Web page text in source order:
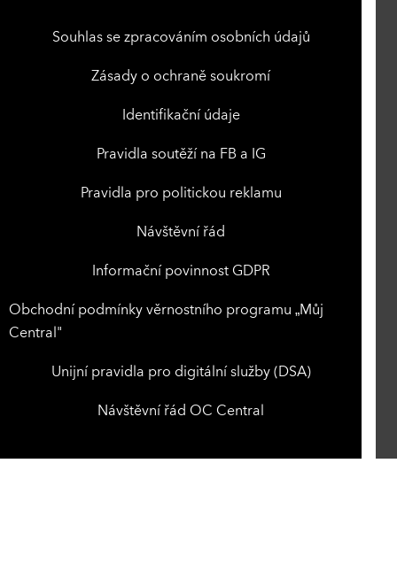
Souhlas se zpracováním osobních údajů
Zásady o ochraně soukromí
Identifikační údaje
Pravidla soutěží na FB a IG
Pravidla pro politickou reklamu
Návštěvní řád
Informační povinnost GDPR
Obchodní podmínky věrnostního programu „Můj
Central"
Unijní pravidla pro digitální služby (DSA)
Návštěvní řád OC Central